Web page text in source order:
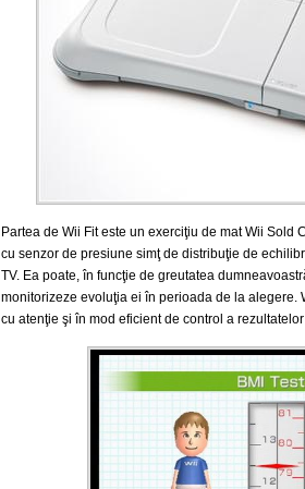
Partea de Wii Fit este un exerciţiu de mat Wii
cu senzor de presiune simţ de distribuţie de
TV. Ea poate, în funcţie de greutatea
monitorizeze evoluţia ei în perioada de la alegere.
cu atenţie şi în mod eficient de control a